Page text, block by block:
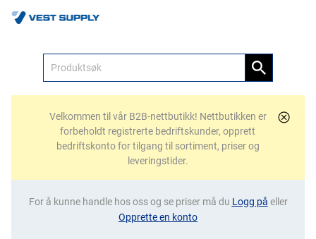
Velkommen til vår B2B-nettbutikk! Nettbutikken er
forbeholdt registrerte bedriftskunder, opprett
bedriftskonto for tilgang til sortiment, priser og
leveringstider.
For å kunne handle hos oss og se priser må du Logg på eller
Opprette en konto